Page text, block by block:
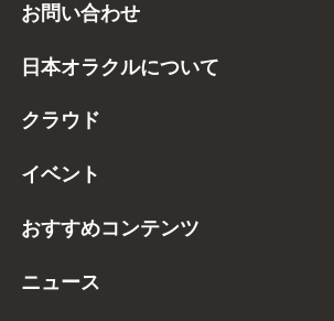
お問い合わせ
日本オラクルについて
クラウド
イベント
おすすめコンテンツ
ニュース